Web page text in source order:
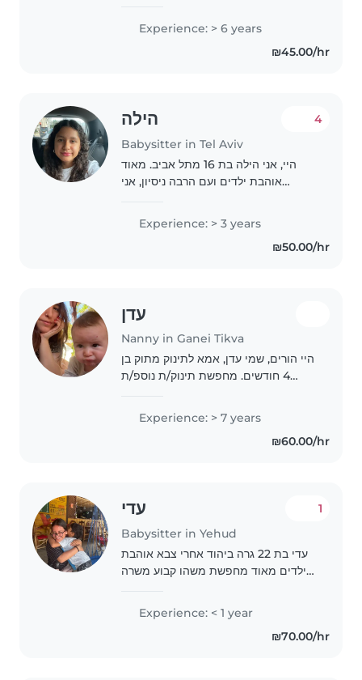
and Toddler I also have
Experience with children With
Experience: > 6 years
₪45.00/hr
הילה
Babysitter in Tel Aviv
4
היי, אני הילה בת 16 מתל אביב. מאוד
אוהבת ילדים ועם הרבה ניסיון, אני
מהמסגרות, לצאת לפארק או להישאר
Experience: > 3 years
₪50.00/hr
עדן
Nanny in Ganei Tikva
היי הורים, שמי עדן, אמא לתינוק מתוק בן
4 חודשים. מחפשת תינוק/ת נוספ/ת
ניסיון רב שנים בטיפול בילדים ותינוקות
Experience: > 7 years
₪60.00/hr
עדי
Babysitter in Yehud
1
עדי בת 22 גרה ביהוד אחרי צבא אוהבת
ילדים מאוד מחפשת משהו קבוע משרה
מסתדרת עם ילדים עבדתי בגנים זמינה
מיידי לכמה שיותר שעות במהלך כל שעות
Experience: < 1 year
₪70.00/hr